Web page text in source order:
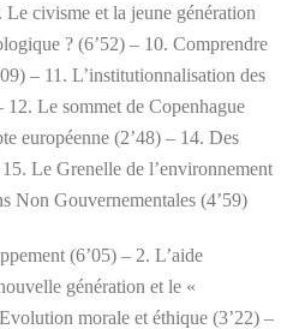
civisme et la jeune génération
? (6’52) – 10. Comprendre
– 11. L’institutionnalisation des
Le sommet de Copenhague
européenne (2’48) – 14. Des
Le Grenelle de l’environnement
Non Gouvernementales (4’59)
(6’05) – 2. L’aide
génération et le «
morale et éthique (3’22) –